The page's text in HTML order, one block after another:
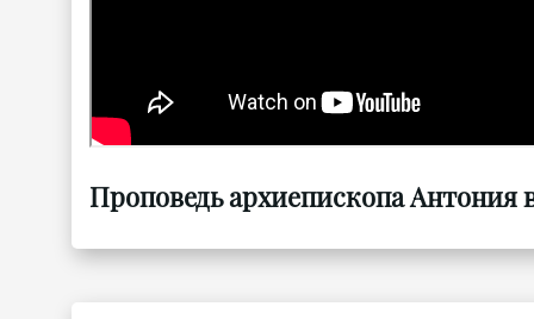
Проповедь архиепископа Антония